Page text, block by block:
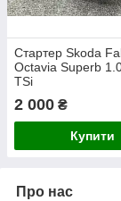
Стартер Skoda
Octavia Superb
TSi
2 000 ₴
Купити
Про нас